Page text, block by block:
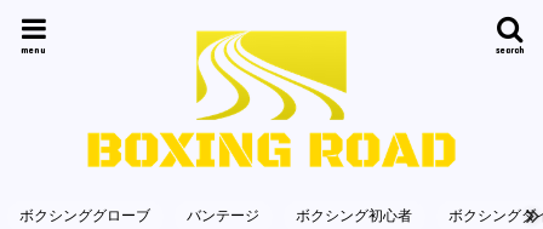
search
menu
ボクシンググローブ バンテージ ボクシング初心者 ボクシングダ